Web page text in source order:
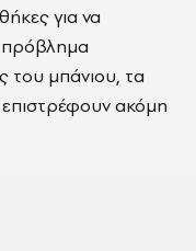
για να
πρόβλημα
του μπάνιου, τα
επιστρέφουν ακόμη